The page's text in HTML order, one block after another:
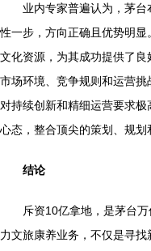
业内专家普遍认为，茅
性一步，方向正确且优势明
文化资源，为其成功提供了
市场环境、竞争规则和运营
对持续创新和精细运营要求极
心态，整合顶尖的策划、规划
结论
斥资10亿拿地，是茅台
力文旅康养业务，不仅是寻